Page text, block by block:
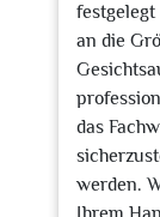
festgelegt
an die
das
werden.